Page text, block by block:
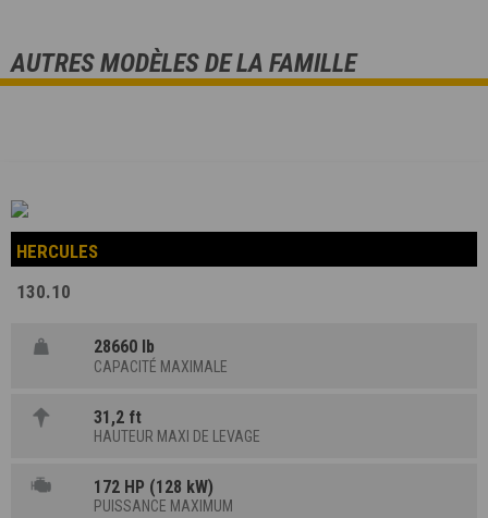
AUTRES MODÈLES DE LA FAMILLE
HERCULES
130.10
28660 lb
CAPACITÉ MAXIMALE
31,2 ft
HAUTEUR MAXI DE LEVAGE
172 HP (128 kW)
PUISSANCE MAXIMUM